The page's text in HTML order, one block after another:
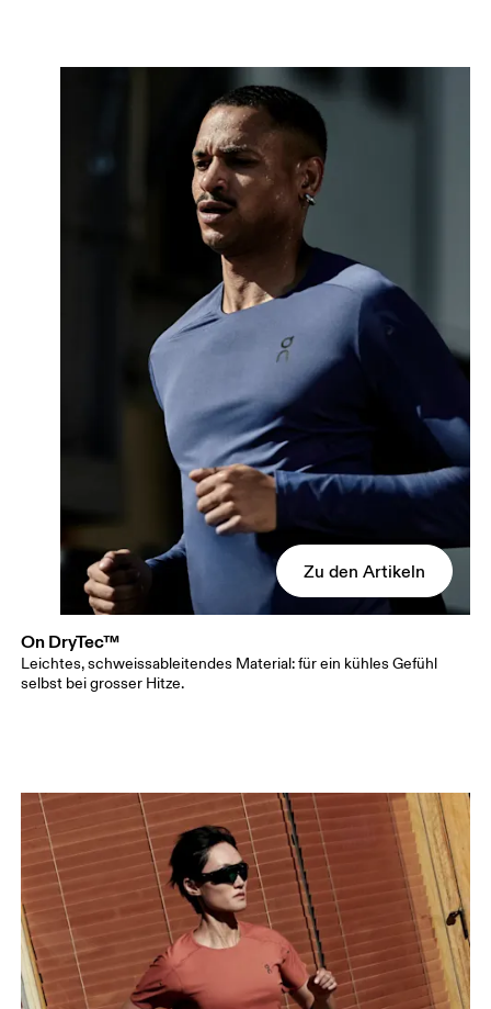
Zu den Artikeln
On DryTec™
Leichtes, schweissableitendes Material: für ein kühles Gefühl
selbst bei grosser Hitze.